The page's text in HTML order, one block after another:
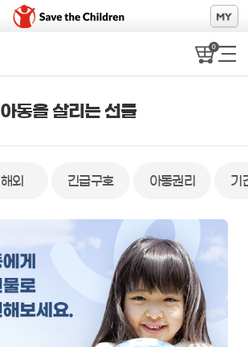
0
아동을 살리는 선물
해외 긴급구호 아동권리 기